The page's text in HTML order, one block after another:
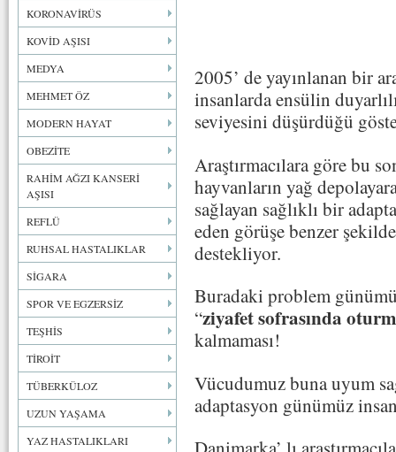
KORONAVİRÜS
KOVİD AŞISI
MEDYA
MEHMET ÖZ
MODERN HAYAT
OBEZİTE
RAHİM AĞZI KANSERİ
AŞISI
REFLÜ
RUHSAL HASTALIKLAR
SİGARA
SPOR VE EGZERSİZ
TEŞHİS
TİROİT
TÜBERKÜLOZ
UZUN YAŞAMA
YAZ HASTALIKLARI
2005’ de yayınlanan bir
insanlarda ensülin
seviyesini düşürdüğü
Araştırmacılara göre bu
hayvanların yağ
sağlayan sağlıklı bir
eden görüşe benzer
destekliyor.
Buradaki problem
“ziyafet sofrasında
kalmaması!
Vücudumuz buna uyum
adaptasyon günümüz